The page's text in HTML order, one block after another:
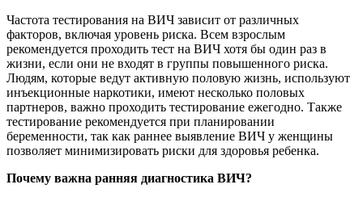
Частота тестирования на ВИЧ зависит от различных
факторов, включая уровень риска. Всем взрослым
рекомендуется проходить тест на ВИЧ хотя бы один раз в
жизни, если они не входят в группы повышенного риска.
Людям, которые ведут активную половую жизнь, используют
инъекционные наркотики, имеют несколько половых
партнеров, важно проходить тестирование ежегодно. Также
тестирование рекомендуется при планировании
беременности, так как раннее выявление ВИЧ у женщины
позволяет минимизировать риски для здоровья ребенка.
Почему важна ранняя диагностика ВИЧ?